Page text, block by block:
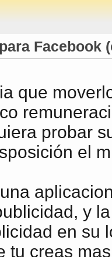
Facebook
que
probar
el
y
en su
tu creas